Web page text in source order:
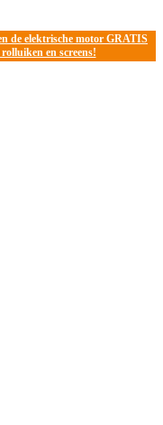
de elektrische motor GRATIS
en screens!